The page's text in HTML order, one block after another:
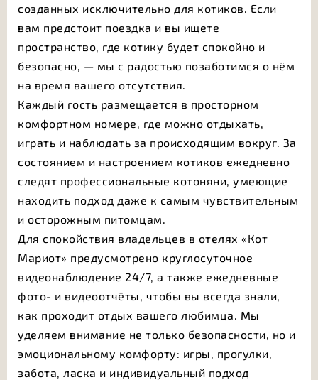
созданных исключительно для котиков. Если
вам предстоит поездка и вы ищете
пространство, где котику будет спокойно и
безопасно, — мы с радостью позаботимся о нём
на время вашего отсутствия.
Каждый гость размещается в просторном
комфортном номере, где можно отдыхать,
играть и наблюдать за происходящим вокруг. За
состоянием и настроением котиков ежедневно
следят профессиональные котоняни, умеющие
находить подход даже к самым чувствительным
и осторожным питомцам.
Для спокойствия владельцев в отелях «Кот
Мариот» предусмотрено круглосуточное
видеонаблюдение 24/7, а также ежедневные
фото- и видеоотчёты, чтобы вы всегда знали,
как проходит отдых вашего любимца. Мы
уделяем внимание не только безопасности, но и
эмоциональному комфорту: игры, прогулки,
забота, ласка и индивидуальный подход